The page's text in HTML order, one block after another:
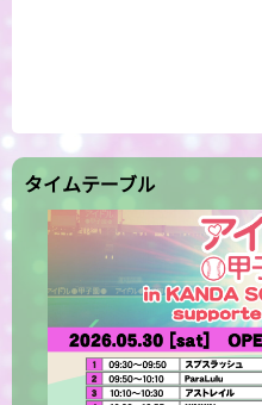
タイムテーブル